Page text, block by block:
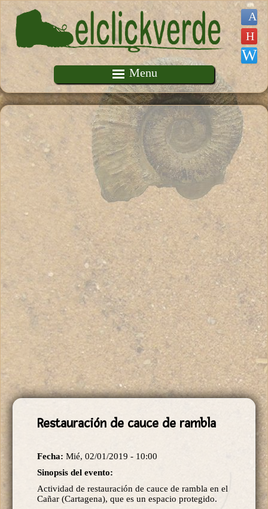
Pasar al contenido principal
Menu
Restauración de cauce de rambla
Fecha: Mié, 02/01/2019 - 10:00
Sinopsis del evento:
Actividad de restauración de cauce de rambla en el
Cañar (Cartagena), que es un espacio protegido.